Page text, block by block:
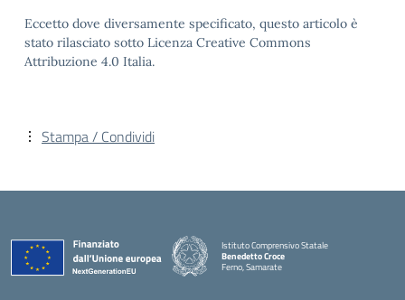
Eccetto dove diversamente specificato, questo articolo è
stato rilasciato sotto Licenza Creative Commons
Attribuzione 4.0 Italia.
Stampa / Condividi
Istituto Comprensivo Statale
Benedetto Croce
Ferno, Samarate